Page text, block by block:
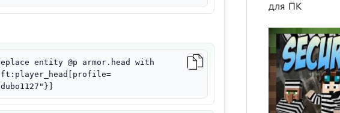
entity @p armor.head with
для ПК